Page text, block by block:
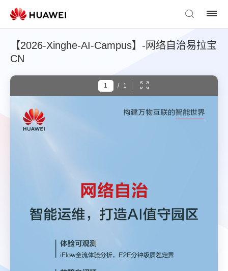
【2026-Xinghe-AI-Campus】-网络自治易拉宝
CN
/ 1